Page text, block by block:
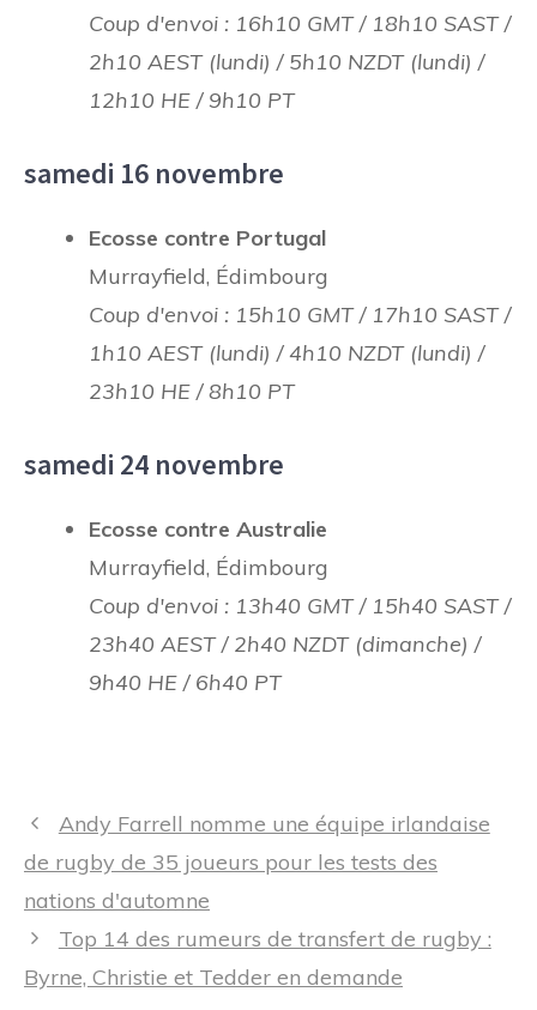
Coup d'envoi : 16h10 GMT / 18h10 SAST /
2h10 AEST (lundi) / 5h10 NZDT (lundi) /
12h10 HE / 9h10 PT
samedi 16 novembre
Ecosse contre Portugal
Murrayfield, Édimbourg
Coup d'envoi : 15h10 GMT / 17h10 SAST /
1h10 AEST (lundi) / 4h10 NZDT (lundi) /
23h10 HE / 8h10 PT
samedi 24 novembre
Ecosse contre Australie
Murrayfield, Édimbourg
Coup d'envoi : 13h40 GMT / 15h40 SAST /
23h40 AEST / 2h40 NZDT (dimanche) /
9h40 HE / 6h40 PT
Navigation
des
Andy Farrell nomme une équipe irlandaise
de rugby de 35 joueurs pour les tests des
nations d'automne
Top 14 des rumeurs de transfert de rugby :
Byrne, Christie et Tedder en demande